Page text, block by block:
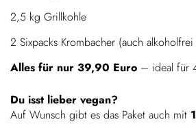
50 Jahre
2,5 kg Grillkohle
2 Sixpacks Krom­ba­cher (auch alko­hol­frei
Alles für nur 39,90 Euro – ideal für
Du isst lieber vegan?
Auf Wunsch gibt es das Paket auch mit